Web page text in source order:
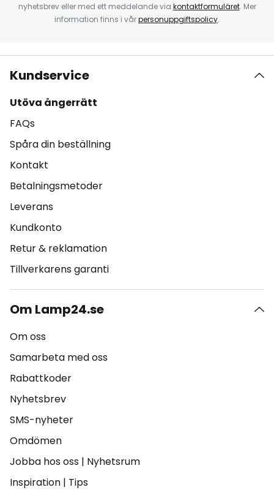
nyhetsbrev eller med ett meddelande via kontaktformuläret. Mer
information finns i vårpersonuppgiftspolicy.
Kundservice
Utöva ångerrätt
FAQs
Spåra din beställning
Kontakt
Betalningsmetoder
Leverans
Kundkonto
Retur & reklamation
Tillverkarens garanti
Om Lamp24.se
Om oss
Samarbeta med oss
Rabattkoder
Nyhetsbrev
SMS-nyheter
Omdömen
Jobba hos oss | Nyhetsrum
Inspiration | Tips